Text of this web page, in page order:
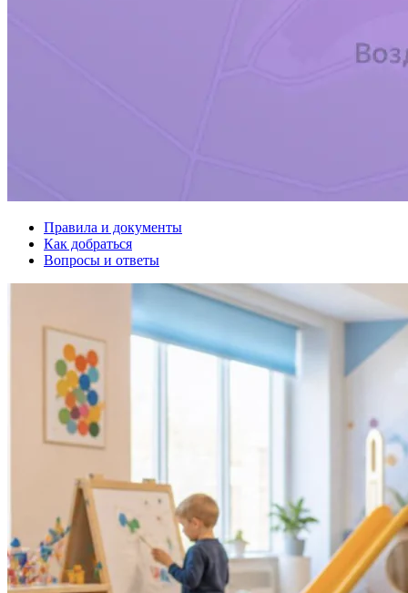
Правила и документы
Как добраться
Вопросы и ответы